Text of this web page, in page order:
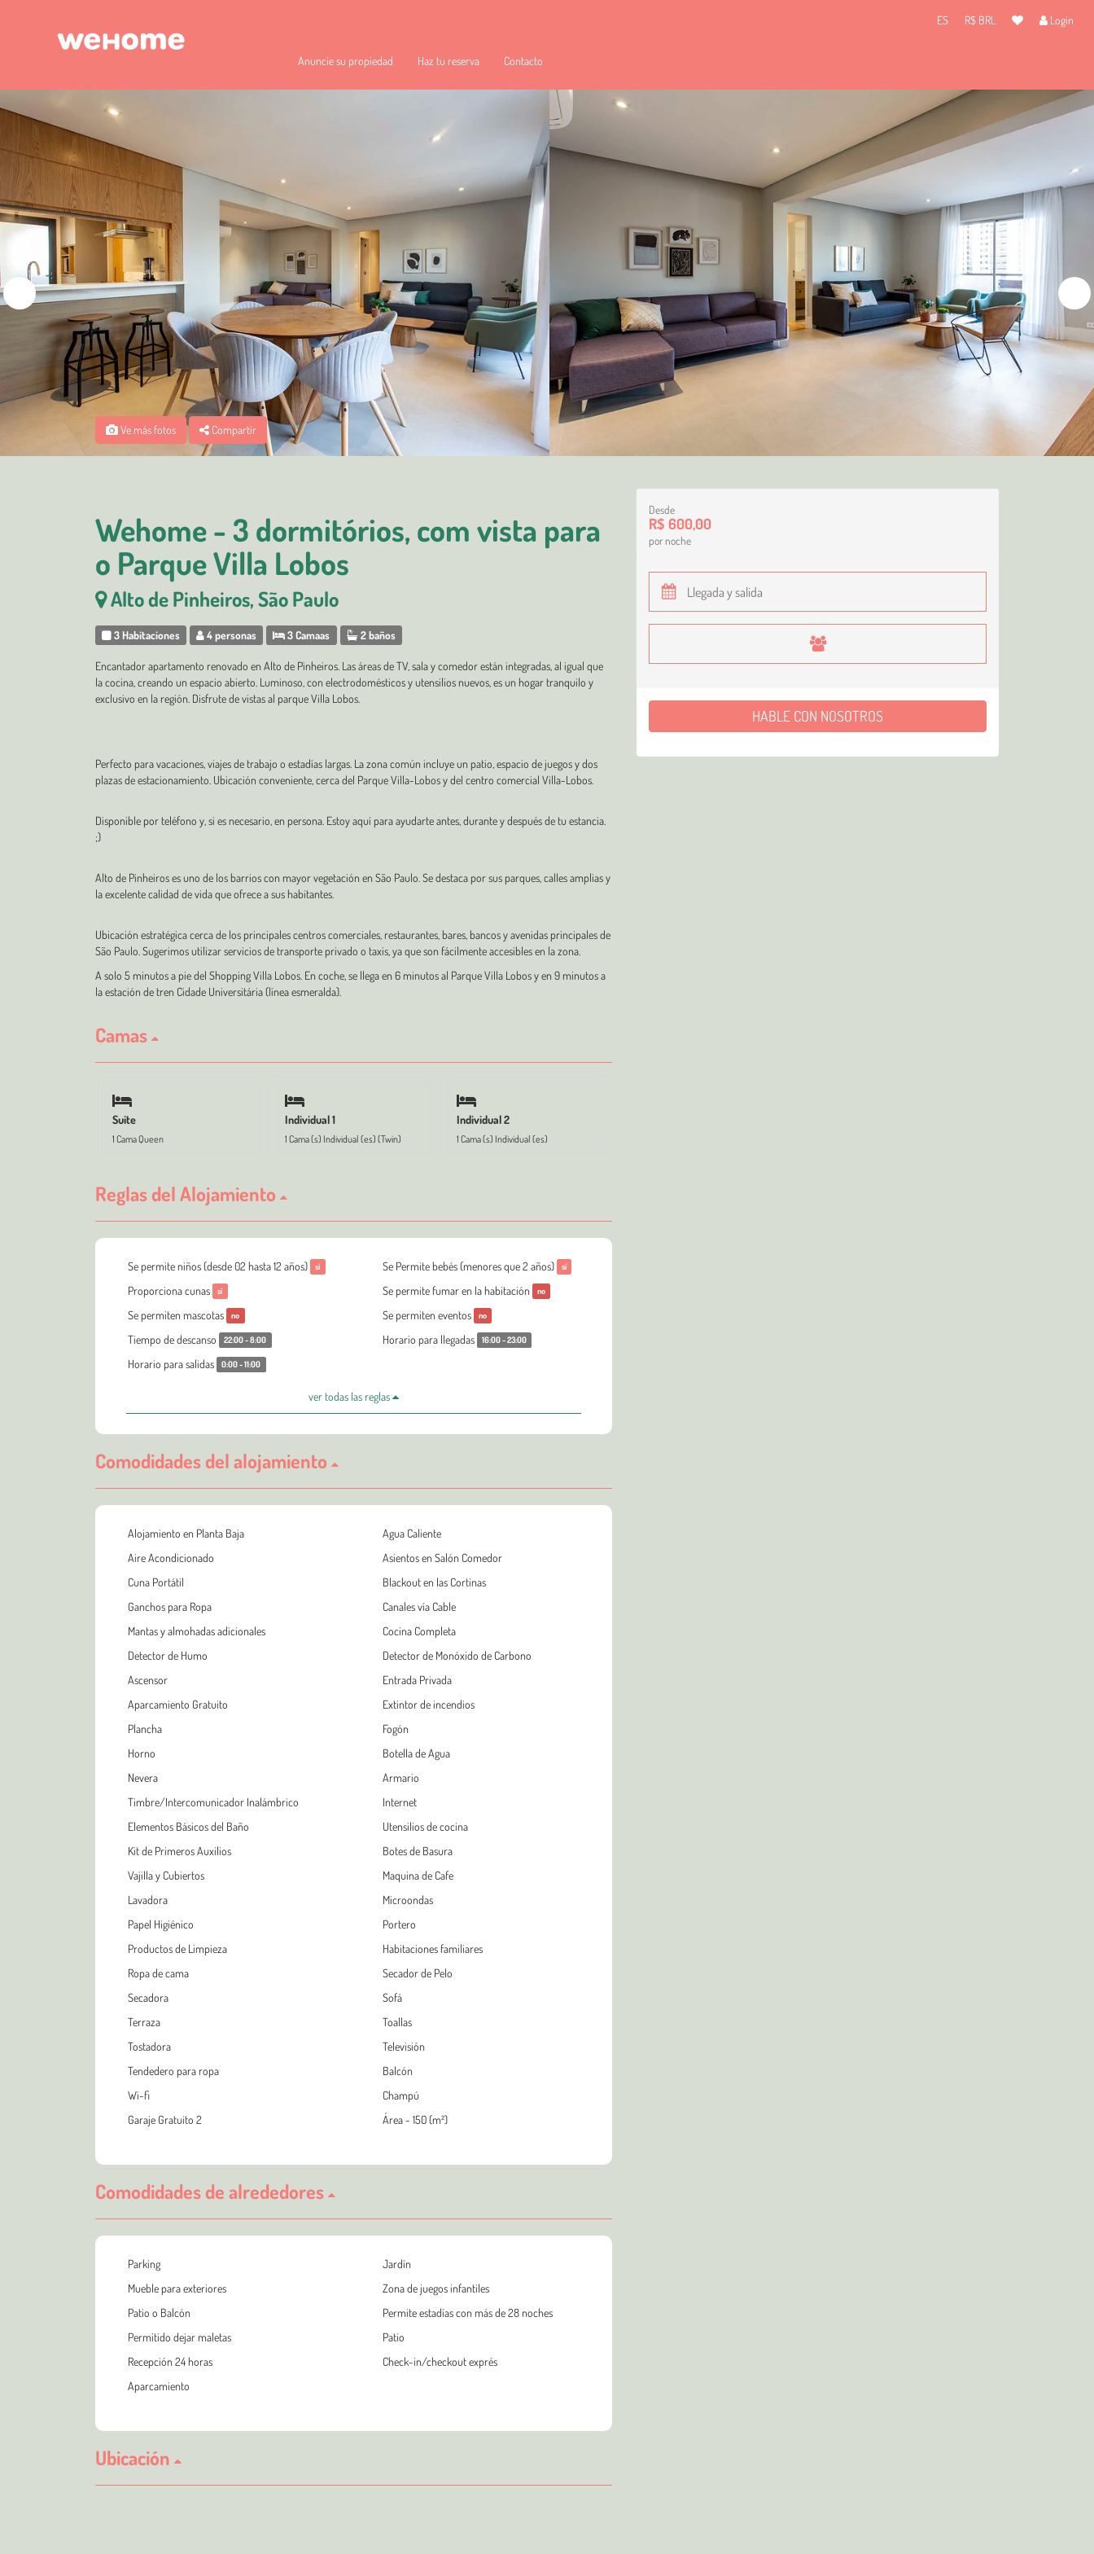
ES R$ BRL Login
Anuncie su propiedad Haz tu reserva Contacto
Ve más fotos Compartir
Wehome - 3 dormitórios, com vista para
o Parque Villa Lobos
Alto de Pinheiros, São Paulo
3 Habitaciones 4 personas 3 Camaas 2 baños
Encantador apartamento renovado en Alto de Pinheiros. Las áreas de TV, sala y comedor están integradas, al igual que
la cocina, creando un espacio abierto. Luminoso, con electrodomésticos y utensilios nuevos, es un hogar tranquilo y
exclusivo en la región. Disfrute de vistas al parque Villa Lobos.
Perfecto para vacaciones, viajes de trabajo o estadías largas. La zona común incluye un patio, espacio de juegos y dos
plazas de estacionamiento. Ubicación conveniente, cerca del Parque Villa-Lobos y del centro comercial Villa-Lobos.
Disponible por teléfono y, si es necesario, en persona. Estoy aquí para ayudarte antes, durante y después de tu estancia.
;)
Alto de Pinheiros es uno de los barrios con mayor vegetación en São Paulo. Se destaca por sus parques, calles amplias y
la excelente calidad de vida que ofrece a sus habitantes.
Ubicación estratégica cerca de los principales centros comerciales, restaurantes, bares, bancos y avenidas principales de
São Paulo. Sugerimos utilizar servicios de transporte privado o taxis, ya que son fácilmente accesibles en la zona.
A solo 5 minutos a pie del Shopping Villa Lobos. En coche, se llega en 6 minutos al Parque Villa Lobos y en 9 minutos a
la estación de tren Cidade Universitária (línea esmeralda).
Camas
Suite
1 Cama Queen
Individual 1
1 Cama (s) Individual (es) (Twin)
Individual 2
1 Cama (s) Individual (es)
Reglas del Alojamiento
Se permite niños (desde 02 hasta 12 años) sí Se Permite bebés (menores que 2 años) sí
Proporciona cunas sí Se permite fumar en la habitación no
Se permiten mascotas no Se permiten eventos no
Tiempo de descanso 22:00 - 8:00 Horario para llegadas 16:00 - 23:00
Horario para salidas 0:00 - 11:00
ver todas las reglas
Comodidades del alojamiento
Alojamiento en Planta Baja
Agua Caliente
Aire Acondicionado
Asientos en Salón Comedor
Cuna Portátil
Blackout en las Cortinas
Ganchos para Ropa
Canales vía Cable
Mantas y almohadas adicionales
Cocina Completa
Detector de Humo
Detector de Monóxido de Carbono
Ascensor
Entrada Privada
Aparcamiento Gratuito
Extintor de incendios
Plancha
Fogón
Horno
Botella de Agua
Nevera
Armario
Timbre/Intercomunicador Inalámbrico
Internet
Elementos Básicos del Baño
Utensilios de cocina
Kit de Primeros Auxilios
Botes de Basura
Vajilla y Cubiertos
Maquina de Cafe
Lavadora
Microondas
Papel Higiénico
Portero
Productos de Limpieza
Habitaciones familiares
Ropa de cama
Secador de Pelo
Secadora
Sofá
Terraza
Toallas
Tostadora
Televisión
Tendedero para ropa
Balcón
Wi-fi
Champú
Garaje Gratuito 2
Área - 150 (m²)
Comodidades de alrededores
Parking
Jardín
Mueble para exteriores
Zona de juegos infantiles
Patio o Balcón
Permite estadías con más de 28 noches
Permitido dejar maletas
Patio
Recepción 24 horas
Check-in/checkout exprés
Aparcamiento
Ubicación
Desde
R$ 600,00
por noche
HABLE CON NOSOTROS